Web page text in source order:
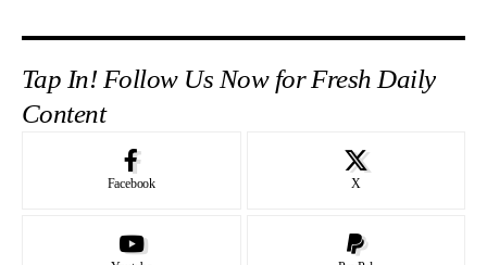
Tap In! Follow Us Now for Fresh Daily
Content
Facebook X